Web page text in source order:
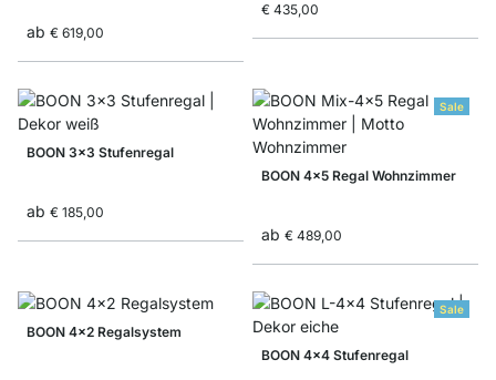
ab € 619,00
€ 435,00
BOON 3x3 Stufenregal
ab € 185,00
Sale
BOON 4x5 Regal Wohnzimmer
ab € 489,00
BOON 4x2 Regalsystem
Sale
BOON 4x4 Stufenregal